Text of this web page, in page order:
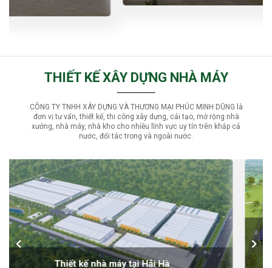
THIẾT KẾ XÂY DỰNG NHÀ MÁY
CÔNG TY TNHH XÂY DỰNG VÀ THƯƠNG MẠI PHÚC MINH DŨNG là
đơn vị tư vấn, thiết kế, thi công xây dựng, cải tạo, mở rộng nhà
xưởng, nhà máy, nhà kho cho nhiều lĩnh vực uy tín trên khắp cả
nước, đối tác trong và ngoài nước.
Thiết kế nhà xưởng
Quy mô dự án : 66.000 m²